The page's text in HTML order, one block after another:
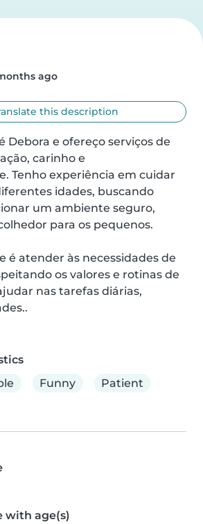
ago
this description
Debora e ofereço serviços de
carinho e
Tenho experiência em cuidar
idades, buscando
um ambiente seguro,
para os pequenos.
é atender às necessidades de
os valores e rotinas de
nas tarefas diárias,
Funny Patient
with age(s)